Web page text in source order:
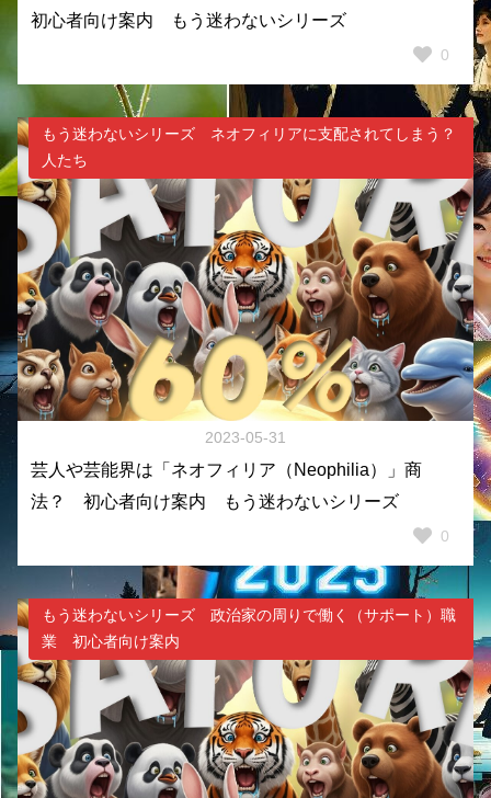
初心者向け案内 もう迷わないシリーズ
0
もう迷わないシリーズ ネオフィリアに支配されてしまう？
人たち
2023-05-31
芸人や芸能界は「ネオフィリア（Neophilia）」商
法？ 初心者向け案内 もう迷わないシリーズ
0
もう迷わないシリーズ 政治家の周りで働く（サポート）職
業 初心者向け案内